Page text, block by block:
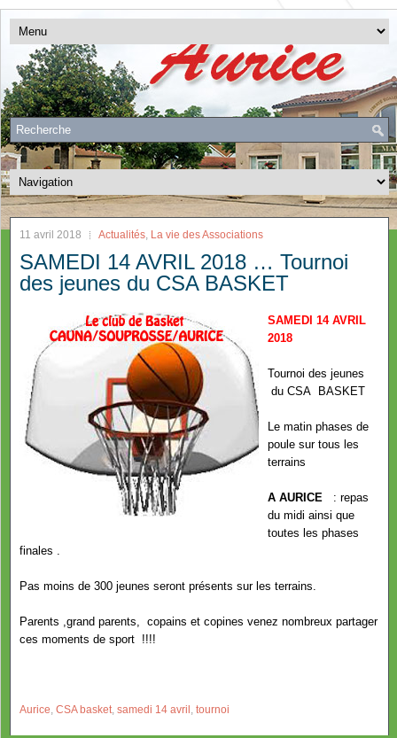
11 avril 2018 Actualités, La vie des Associations
SAMEDI 14 AVRIL 2018 … Tournoi
des jeunes du CSA BASKET
SAMEDI 14 AVRIL
2018
Tournoi des jeunes
du CSA BASKET
Le matin phases de
poule sur tous les
terrains
A AURICE
: repas
du midi ainsi que
toutes les phases
finales .
Pas moins de 300 jeunes seront présents sur les terrains.
Parents ,grand parents, copains et copines venez nombreux partager
ces moments de sport !!!!
Aurice, CSA basket, samedi 14 avril , tournoi